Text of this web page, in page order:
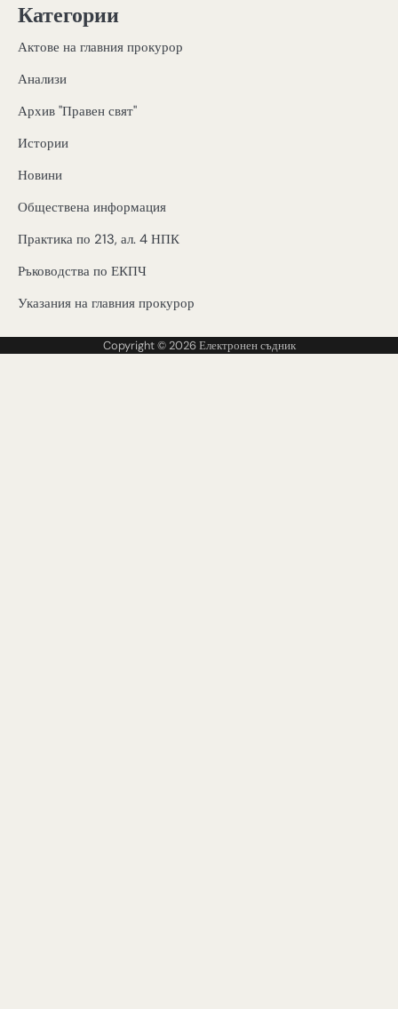
Категории
Актове на главния прокурор
Анализи
Архив "Правен свят"
Истории
Новини
Обществена информация
Практика по 213, ал. 4 НПК
Ръководства по ЕКПЧ
Указания на главния прокурор
Copyright © 2026Електронен съдник